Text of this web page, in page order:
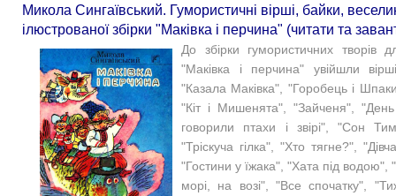
Микола Сингаївський. Гумористичні вірші, байки,
ілюстрованої збірки "Маківка і перчина" (читати та
До збірки гумористичних творів
"Маківка і перчина" увійшли
"Казала Маківка", "Горобець і
"Кіт і Мишенята", "Зайченя",
говорили птахи і звірі", "Сон
"Тріскуча гілка", "Хто тягне?",
"Гостини у їжака", "Хата під
морі, на возі", "Все спочатку",